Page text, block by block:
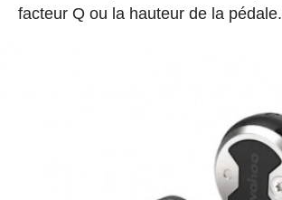
facteur Q ou la hauteur de la pédale.